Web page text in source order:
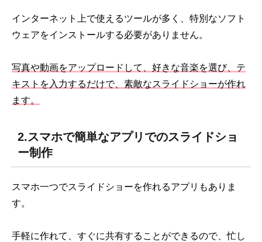
インターネット上で使えるツールが多く、特別なソフト
ウェアをインストールする必要がありません。
写真や動画をアップロードして、好きな音楽を選び、テ
キストを入力するだけで、素敵なスライドショーが作れ
ます。
2.スマホで簡単なアプリでのスライドショ
ー制作
スマホ一つでスライドショーを作れるアプリもありま
す。
手軽に作れて、すぐに共有することができるので、忙し